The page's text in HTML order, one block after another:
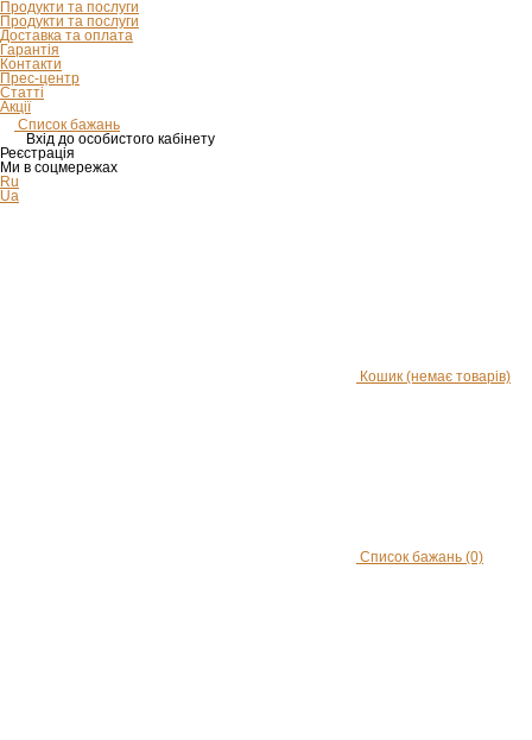
Продукти та послуги
Продукти та послуги
Доставка та оплата
Гарантія
Контакти
Прес-центр
Статті
Акції
Список бажань
Вхід до особистого кабінету
Реєстрація
Ми в соцмережах
Ru
Ua
Кошик (немає товарів)
Список бажань (0)